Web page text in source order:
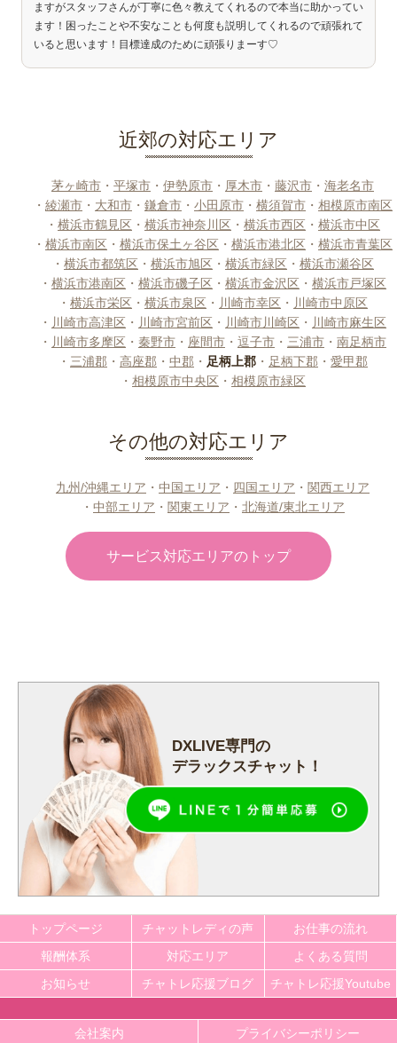
ますがスタッフさんが丁寧に色々教えてくれるので本当に助かってい
ます！困ったことや不安なことも何度も説明してくれるので頑張れて
いると思います！目標達成のために頑張りまーす♡
近郊の対応エリア
茅ヶ崎市 ・ 平塚市 ・ 伊勢原市 ・ 厚木市 ・ 藤沢市 ・ 海老名市
・ 綾瀬市 ・ 大和市 ・ 鎌倉市 ・ 小田原市 ・ 横須賀市 ・ 相模原市南区
・ 横浜市鶴見区 ・ 横浜市神奈川区 ・ 横浜市西区 ・ 横浜市中区
・ 横浜市南区 ・ 横浜市保土ヶ谷区 ・ 横浜市港北区 ・ 横浜市青葉区
・ 横浜市都筑区 ・ 横浜市旭区 ・ 横浜市緑区 ・ 横浜市瀬谷区
・ 横浜市港南区 ・ 横浜市磯子区 ・ 横浜市金沢区 ・ 横浜市戸塚区
・ 横浜市栄区 ・ 横浜市泉区 ・ 川崎市幸区 ・ 川崎市中原区
・ 川崎市高津区 ・ 川崎市宮前区 ・ 川崎市川崎区 ・ 川崎市麻生区
・ 川崎市多摩区 ・ 秦野市 ・ 座間市 ・ 逗子市 ・ 三浦市 ・ 南足柄市
・ 三浦郡 ・ 高座郡 ・ 中郡 ・ 足柄上郡 ・ 足柄下郡 ・ 愛甲郡
・ 相模原市中央区 ・ 相模原市緑区
その他の対応エリア
九州/沖縄エリア ・ 中国エリア ・ 四国エリア ・ 関西エリア
・ 中部エリア ・ 関東エリア ・ 北海道/東北エリア
サービス対応エリアのトップ
DXLIVE専門の
デラックスチャット！
トップページ チャットレディの声
お仕事の流れ
報酬体系
対応エリア
よくある質問
お知らせ
チャトレ応援ブログ チャトレ応援Youtube
会社案内 プライバシーポリシー